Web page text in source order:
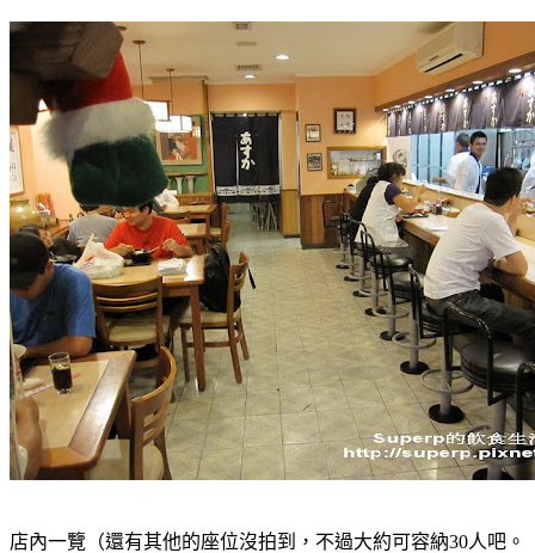
店內一覽（還有其他的座位沒拍到，不過大約可容納30人吧。